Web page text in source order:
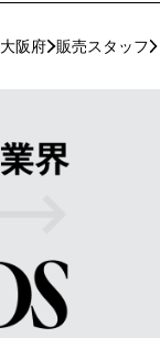
大阪府 販売スタッフ